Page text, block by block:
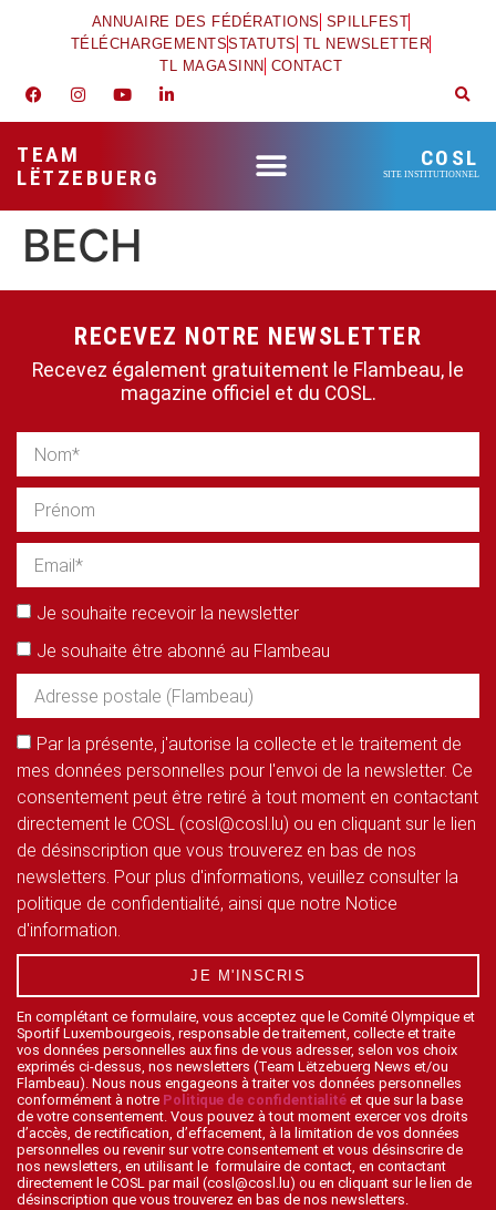
ANNUAIRE DES FÉDÉRATIONS SPILLFEST
TÉLÉCHARGEMENTSSTATUTS TL NEWSLETTER
TL MAGASINN CONTACT
TEAM
LËTZEBUERG
COSL
SITE INSTITUTIONNEL
BECH
RECEVEZ NOTRE NEWSLETTER
Recevez également gratuitement le Flambeau, le
magazine officiel et du COSL.
Je souhaite recevoir la newsletter
Je souhaite être abonné au Flambeau
Par la présente, j'autorise la collecte et le traitement de
mes données personnelles pour l'envoi de la newsletter. Ce
consentement peut être retiré à tout moment en contactant
directement le COSL (cosl@cosl.lu) ou en cliquant sur le lien
de désinscription que vous trouverez en bas de nos
newsletters. Pour plus d'informations, veuillez consulter la
politique de confidentialité, ainsi que notre Notice
d'information.
JE M'INSCRIS
En complétant ce formulaire, vous acceptez que le Comité Olympique et
Sportif Luxembourgeois, responsable de traitement, collecte et traite
vos données personnelles aux fins de vous adresser, selon vos choix
exprimés ci-dessus, nos newsletters (Team Lëtzebuerg News et/ou
Flambeau). Nous nous engageons à traiter vos données personnelles
conformément à notre Politique de confidentialité et que sur la base
de votre consentement. Vous pouvez à tout moment exercer vos droits
d’accès, de rectification, d’effacement, à la limitation de vos données
personnelles ou revenir sur votre consentement et vous désinscrire de
nos newsletters, en utilisant le formulaire de contact, en contactant
directement le COSL par mail (cosl@cosl.lu) ou en cliquant sur le lien de
désinscription que vous trouverez en bas de nos newsletters.